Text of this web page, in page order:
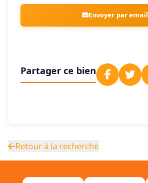
Envoyer par email
Partager ce bien
Retour à la recherche